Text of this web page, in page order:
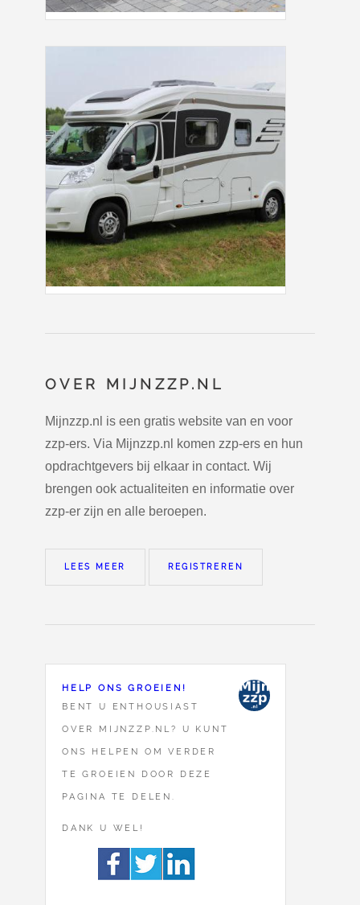
OVER MIJNZZP.NL
Mijnzzp.nl is een gratis website van en voor
zzp-ers. Via Mijnzzp.nl komen zzp-ers en hun
opdrachtgevers bij elkaar in contact. Wij
brengen ook actualiteiten en informatie over
zzp-er zijn en alle beroepen.
LEES MEER REGISTREREN
HELP ONS GROEIEN!
BENT U ENTHOUSIAST
OVER MIJNZZP.NL? U KUNT
ONS HELPEN OM VERDER
TE GROEIEN DOOR DEZE
PAGINA TE DELEN.
DANK U WEL!